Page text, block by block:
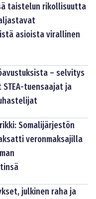
taistelun rikollisuutta
asioista virallinen
– selvitys
tuensaajat ja
Somalijärjestön
veronmaksajilla
julkinen raha ja